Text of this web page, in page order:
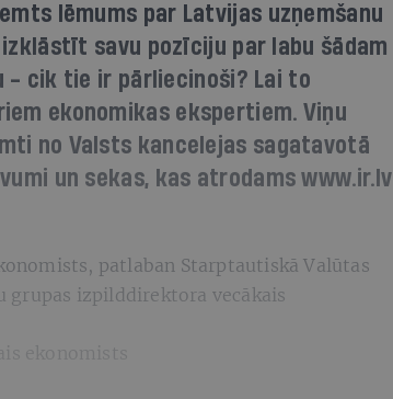
lēmums par Latvijas uzņemšanu
savu pozīciju par labu šādam
- cik tie ir pārliecinoši? Lai to
ekonomikas ekspertiem. Viņu
no Valsts kancelejas sagatavotā
un sekas, kas atrodams www.ir.lv
patlaban Starptautiskā Valūtas
grupas izpilddirektora vecākais